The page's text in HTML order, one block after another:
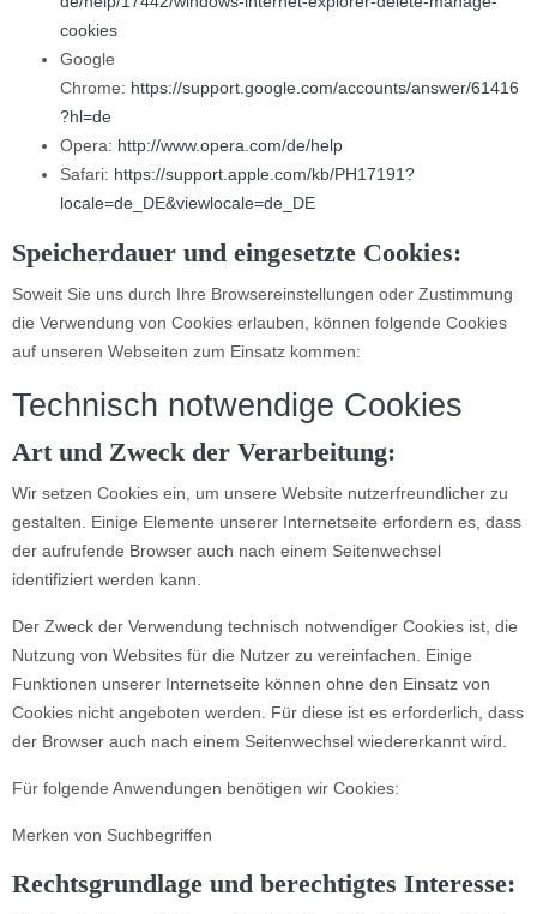
cookies
Google
Chrome: https://support.google.com/accounts/answer/61416
?hl=de
Opera: http://www.opera.com/de/help
Safari: https://support.apple.com/kb/PH17191?
locale=de_DE&viewlocale=de_DE
Speicherdauer und eingesetzte Cookies:
Soweit Sie uns durch Ihre Browsereinstellungen oder Zustimmung
die Verwendung von Cookies erlauben, können folgende Cookies
auf unseren Webseiten zum Einsatz kommen:
Technisch notwendige Cookies
Art und Zweck der Verarbeitung:
Wir setzen Cookies ein, um unsere Website nutzerfreundlicher zu
gestalten. Einige Elemente unserer Internetseite erfordern es, dass
der aufrufende Browser auch nach einem Seitenwechsel
identifiziert werden kann.
Der Zweck der Verwendung technisch notwendiger Cookies ist, die
Nutzung von Websites für die Nutzer zu vereinfachen. Einige
Funktionen unserer Internetseite können ohne den Einsatz von
Cookies nicht angeboten werden. Für diese ist es erforderlich, dass
der Browser auch nach einem Seitenwechsel wiedererkannt wird.
Für folgende Anwendungen benötigen wir Cookies:
Merken von Suchbegriffen
Rechtsgrundlage und berechtigtes Interesse: